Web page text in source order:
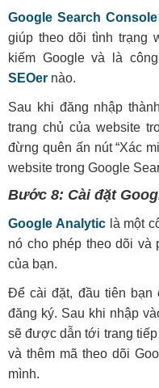
Google Search Console
giúp theo dõi tình trạng
kiếm Google và là
SEOer nào.
Sau khi đăng nhập
trang chủ của website
đừng quên ấn nút “Xác
website trong Google
Bước 8: Cài đặt
Google Analyticlà một
nó cho phép theo dõi và
của bạn.
Để cài đặt, đầu tiên bạn
đăng ký. Sau khi nhập
sẽ được dẫn tới trang
và thêm mã theo dõi
mình.